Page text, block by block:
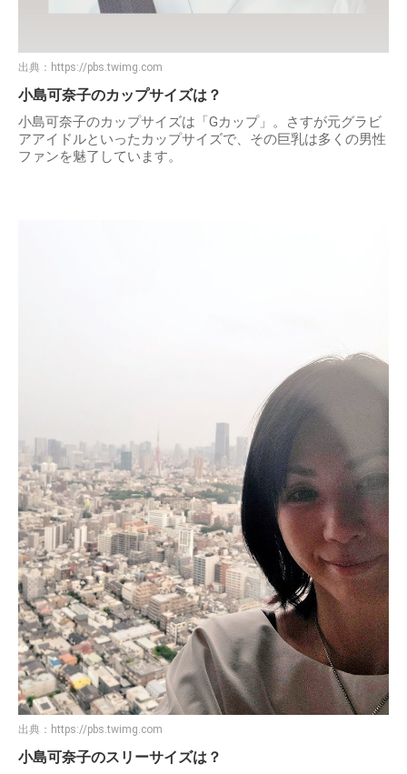
出典： https://pbs.twimg.com
小島可奈子のカップサイズは？
小島可奈子のカップサイズは「Gカップ」。さすが元グラビ
アアイドルといったカップサイズで、その巨乳は多くの男性
ファンを魅了しています。
出典： https://pbs.twimg.com
小島可奈子のスリーサイズは？